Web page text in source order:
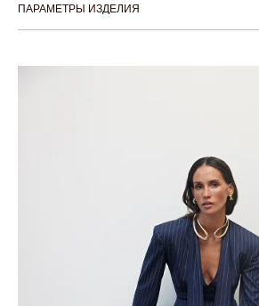
ПАРАМЕТРЫ ИЗДЕЛИЯ